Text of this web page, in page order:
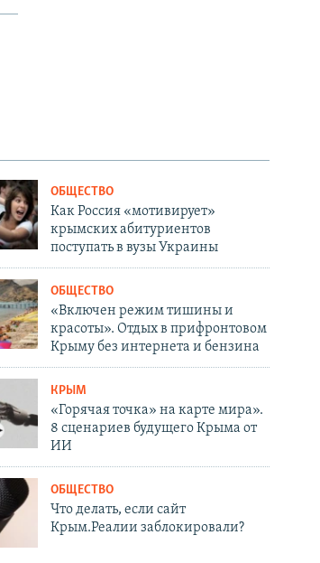
ОБЩЕСТВО
Как Россия «мотивирует»
крымских абитуриентов
поступать в вузы Украины
ОБЩЕСТВО
«Включен режим тишины и
красоты». Отдых в прифронтовом
Крыму без интернета и бензина
КРЫМ
«Горячая точка» на карте мира».
8 сценариев будущего Крыма от
ИИ
ОБЩЕСТВО
Что делать, если сайт
Крым.Реалии заблокировали?